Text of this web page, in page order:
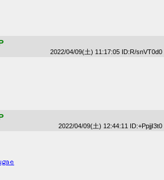
2022/04/09(土) 11:17:05 ID:R/snVT0d0
2022/04/09(土) 12:44:11 ID:+PpjjI3t0